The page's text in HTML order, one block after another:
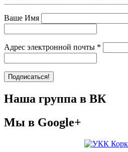
Ваше Имя
Адрес электронной почты *
Наша группа в ВК
Мы в Google+